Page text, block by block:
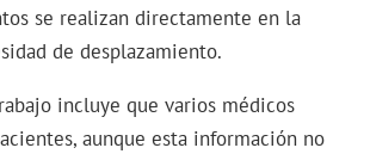
se realizan directamente en la
de desplazamiento.
incluye que varios médicos
aunque esta información no